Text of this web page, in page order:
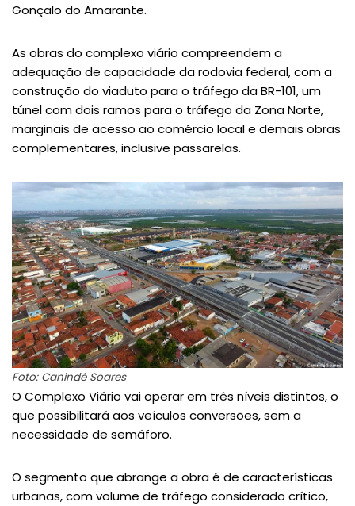
Gonçalo do Amarante.
As obras do complexo viário compreendem a
adequação de capacidade da rodovia federal, com a
construção do viaduto para o tráfego da BR-101, um
túnel com dois ramos para o tráfego da Zona Norte,
marginais de acesso ao comércio local e demais obras
complementares, inclusive passarelas.
Foto: Canindé Soares
O Complexo Viário vai operar em três níveis distintos, o
que possibilitará aos veículos conversões, sem a
necessidade de semáforo.
O segmento que abrange a obra é de características
urbanas, com volume de tráfego considerado crítico,